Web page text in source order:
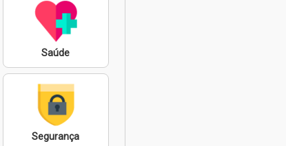
Saúde
Segurança